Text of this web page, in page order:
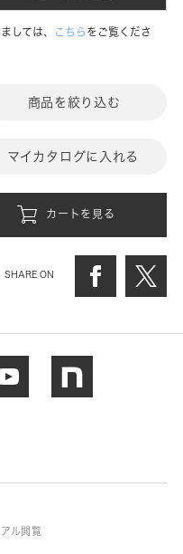
しては、 こちら をご覧くださ
商品を絞り込む
マイカタログに入れる
カートを見る
SHARE ON
ル閲覧